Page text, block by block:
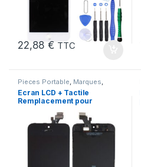
22,88€ TTC
Pieces Portable, Marques,
Apple iPhone 5
Ecran LCD + Tactile
Remplacement pour